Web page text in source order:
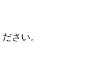
さい。